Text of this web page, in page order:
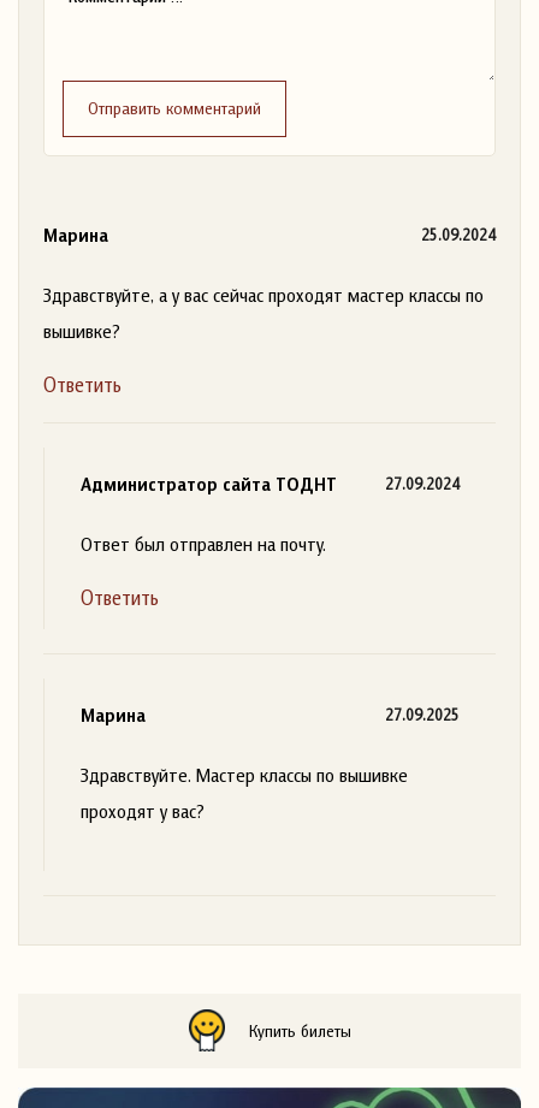
Отправить комментарий
Марина 25.09.2024
Здравствуйте, а у вас сейчас проходят мастер классы по
вышивке?
Ответить
Администратор сайта ТОДНТ 27.09.2024
Ответ был отправлен на почту.
Ответить
Марина 27.09.2025
Здравствуйте. Мастер классы по вышивке
проходят у вас?
Купить билеты